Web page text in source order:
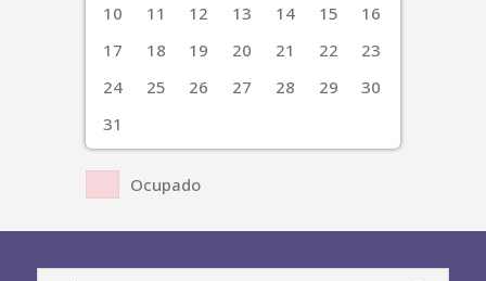
10
11 12 13 14 15
16
17
18 19 20 21 22
23
24
25 26 27 28 29
30
31
Ocupado